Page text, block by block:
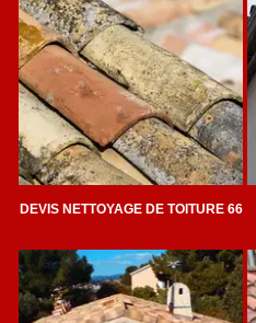
DEVIS NETTOYAGE DE TOITURE 66